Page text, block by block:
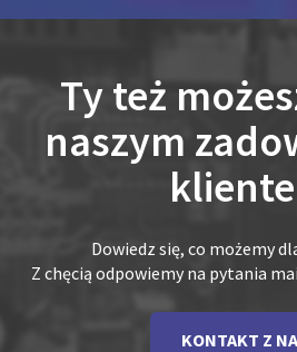
Ty też
naszym
Dowiedz się, co możemy
Z chęcią odpowiemy na pytania
KONTAKT Z